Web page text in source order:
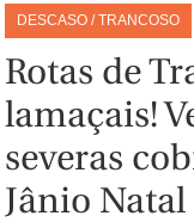
DESCASO / TRANCOSO
Rotas de
lamaçais!
severas
Jânio Natal